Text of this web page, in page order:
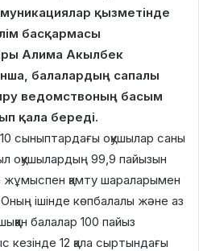
қызметінде
басқармасы
Алима Акылбек
балалардың сапалы
ведомствоның басым
қала береді.
сыныптардағы оқушылар саны
оқушылардың 99,9 пайызын
қамту шараларымен
ішінде көпбалалы және аз
балалар 100 пайыз
12 қала сыртындағы